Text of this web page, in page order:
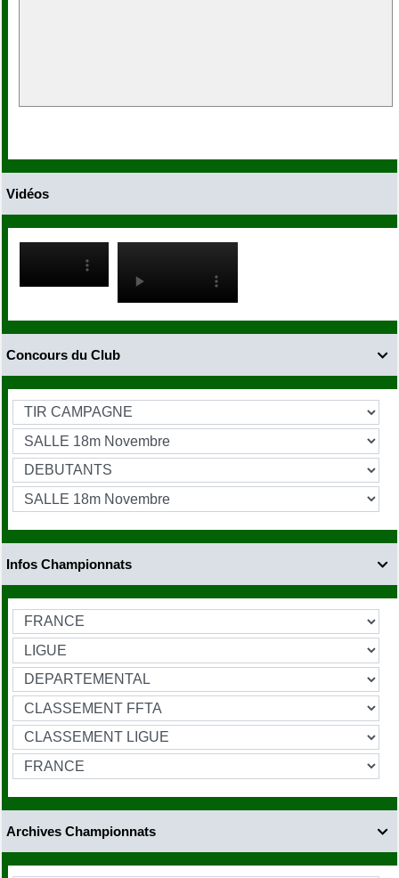
Vidéos

Concours du Club

Infos Championnats

Archives Championnats